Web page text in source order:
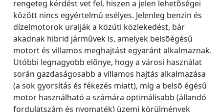
rengeteg kérdést vet fel, hiszen a jelen lehetõségei
között nincs egyértelmû esélyes. Jelenleg benzin és
dízelmotorok uralják a közúti közlekedést, bár
akadnak hibrid jármûvek is, amelyek belsõégésû
motort és villamos meghajtást egyaránt alkalmaznak.
Utóbbi legnagyobb elõnye, hogy a városi használat
során gazdaságosabb a villamos hajtás alkalmazása
(a sok gyorsítás és fékezés miatt), míg a belsõ égésû
motor használható a számára optimálisabb (állandó
fordulatszám és nyomaték) üzemi körülmények